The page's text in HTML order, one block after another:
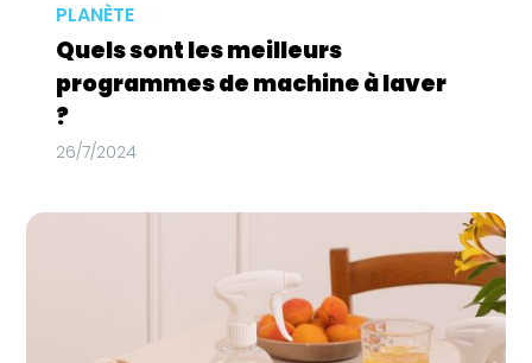
PLANÈTE
Quels sont les meilleurs
programmes de machine à laver
?
26/7/2024